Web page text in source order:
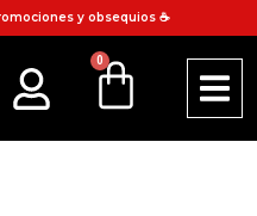
y obsequios ☕
0